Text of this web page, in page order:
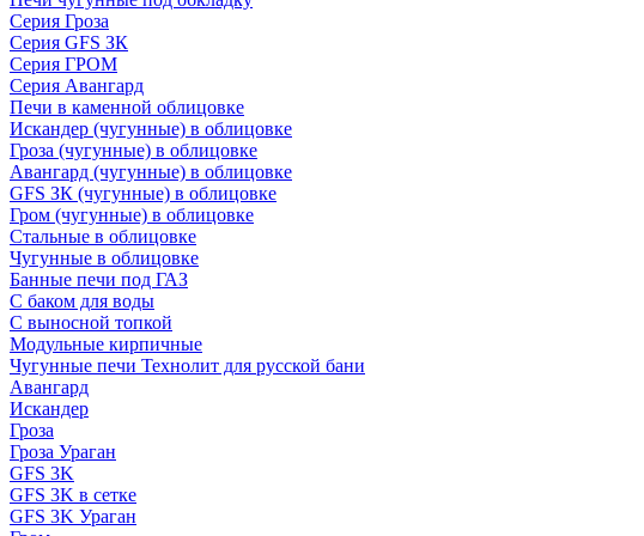
Серия Гроза
Серия GFS ЗК
Серия ГРОМ
Серия Авангард
Печи в каменной облицовке
Искандер (чугунные) в облицовке
Гроза (чугунные) в облицовке
Авангард (чугунные) в облицовке
GFS ЗК (чугунные) в облицовке
Гром (чугунные) в облицовке
Стальные в облицовке
Чугунные в облицовке
Банные печи под ГАЗ
С баком для воды
С выносной топкой
Модульные кирпичные
Чугунные печи Технолит для русской бани
Авангард
Искандер
Гроза
Гроза Ураган
GFS 3K
GFS 3K в сетке
GFS 3K Ураган